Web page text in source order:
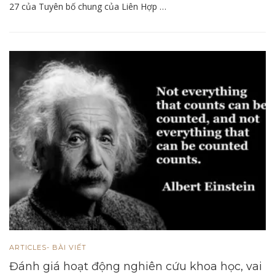
27 của Tuyên bố chung của Liên Hợp …
ARTICLES- BÀI VIẾT
Đánh giá hoạt động nghiên cứu khoa học, vai